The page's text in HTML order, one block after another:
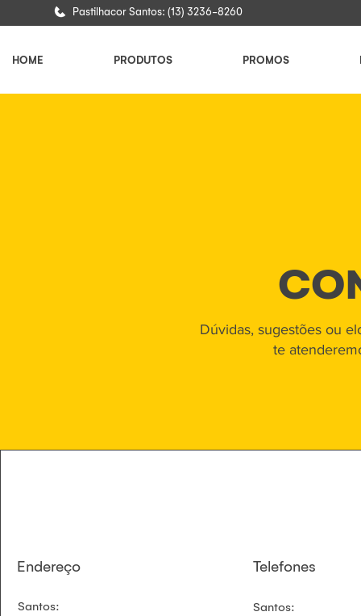
HOME PRODUTOS PROMOS
Pastilhacor Santos: (13) 3236-8260
​Dúvidas, sugestões ou
te
Endereço
Santos:
Telefones
Santos: